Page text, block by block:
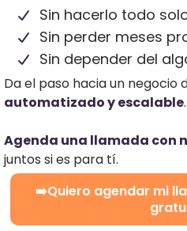
Sin hacerlo todo
Sin perder meses
Sin depender del
Da el paso hacia un negocio
automatizado y escalable.
Agenda una llamada con
juntos si es para tí.
➡️Quiero agendar mi